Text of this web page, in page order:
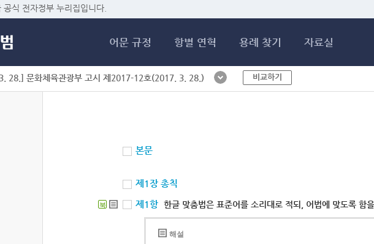
식 전자정부 누리집입니다.
어문 규정 항별 연혁 용례 찾기 자료실
28.] 문화체육관광부 고시 제2017-12호(2017. 3. 28.) 비교하기
본문
제1장 총칙
북 제1항 한글 맞춤법은 표준어를 소리대로 적되, 어법에 맞도록 함
해설